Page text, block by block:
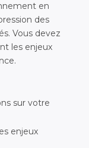
en
des
Vous devez
les enjeux
sur votre
enjeux